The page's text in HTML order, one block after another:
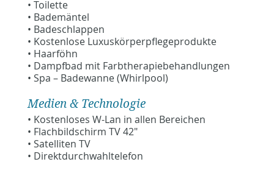
• Toilette
• Bademäntel
• Badeschlappen
• Kostenlose Luxuskörperpflegeprodukte
• Haarföhn
• Dampfbad mit Farbtherapiebehandlungen
• Spa – Badewanne (Whirlpool)
Medien & Technologie
• Kostenloses W-Lan in allen Bereichen
• Flachbildschirm TV 42"
• Satelliten TV
• Direktdurchwahltelefon